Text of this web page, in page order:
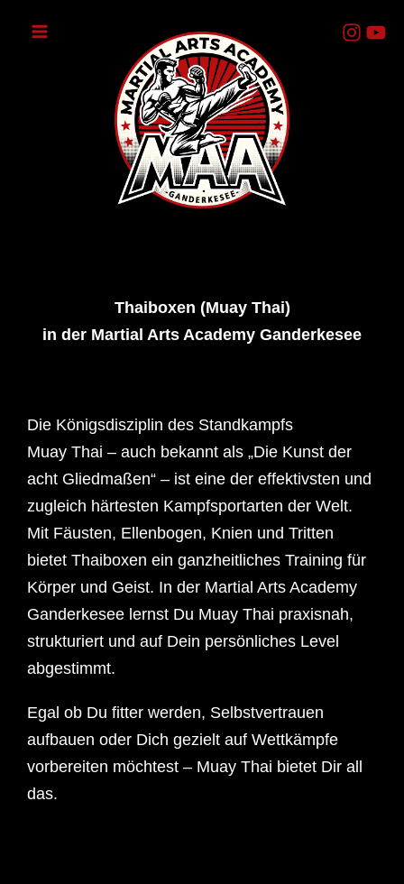
Inhalt
Thaiboxen (Muay Thai)
in der Martial Arts Academy Ganderkesee
Die Königsdisziplin des Standkampfs
Muay Thai – auch bekannt als „Die Kunst der
acht Gliedmaßen“ – ist eine der effektivsten und
zugleich härtesten Kampfsportarten der Welt.
Mit Fäusten, Ellenbogen, Knien und Tritten
bietet Thaiboxen ein ganzheitliches Training für
Körper und Geist. In der Martial Arts Academy
Ganderkesee lernst Du Muay Thai praxisnah,
strukturiert und auf Dein persönliches Level
abgestimmt.
Egal ob Du fitter werden, Selbstvertrauen
aufbauen oder Dich gezielt auf Wettkämpfe
vorbereiten möchtest – Muay Thai bietet Dir all
das.